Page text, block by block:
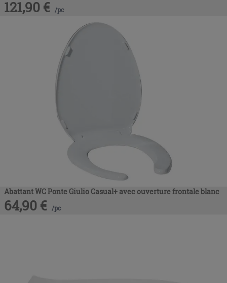
121,90 € /pc
Abattant WC Ponte Giulio Casual+ avec ouverture frontale blanc
64,90 € /pc